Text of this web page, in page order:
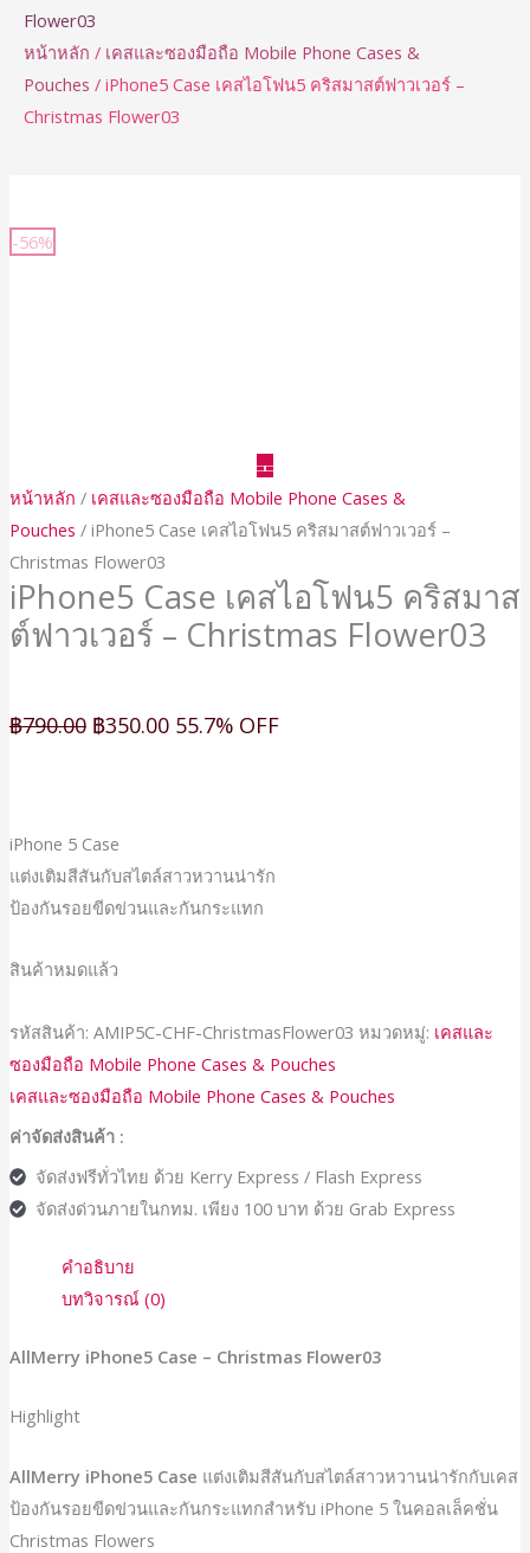
Flower03
หน้าหลัก / เคสและซองมือถือ Mobile Phone Cases &
Pouches / iPhone5 Case เคสไอโฟน5 คริสมาสต์ฟาวเวอร์ –
Christmas Flower03
-56%
หน้าหลัก / เคสและซองมือถือ Mobile Phone Cases &
Pouches / iPhone5 Case เคสไอโฟน5 คริสมาสต์ฟาวเวอร์ –
Christmas Flower03
iPhone5 Case เคสไอโฟน5 คริสมาส
ต์ฟาวเวอร์ – Christmas Flower03
฿790.00 ฿350.00 55.7% OFF
iPhone 5 Case
แต่งเติมสีสันกับสไตล์สาวหวานน่ารัก
ป้องกันรอยขีดข่วนและกันกระแทก
สินค้าหมดแล้ว
รหัสสินค้า: AMIP5C-CHF-ChristmasFlower03 หมวดหมู่: เคสและ
ซองมือถือ Mobile Phone Cases & Pouches
เคสและซองมือถือ Mobile Phone Cases & Pouches
ค่าจัดส่งสินค้า :
จัดส่งฟรีทั่วไทย ด้วย Kerry Express / Flash Express
จัดส่งด่วนภายในกทม. เพียง 100 บาท ด้วย Grab Express
คำอธิบาย
บทวิจารณ์ (0)
AllMerry iPhone5 Case – Christmas Flower03
Highlight
AllMerry iPhone5 Case แต่งเติมสีสันกับสไตล์สาวหวานน่ารักกับเคส
ป้องกันรอยขีดข่วนและกันกระแทกสำหรับ iPhone 5 ในคอลเล็คชั่น
Christmas Flowers